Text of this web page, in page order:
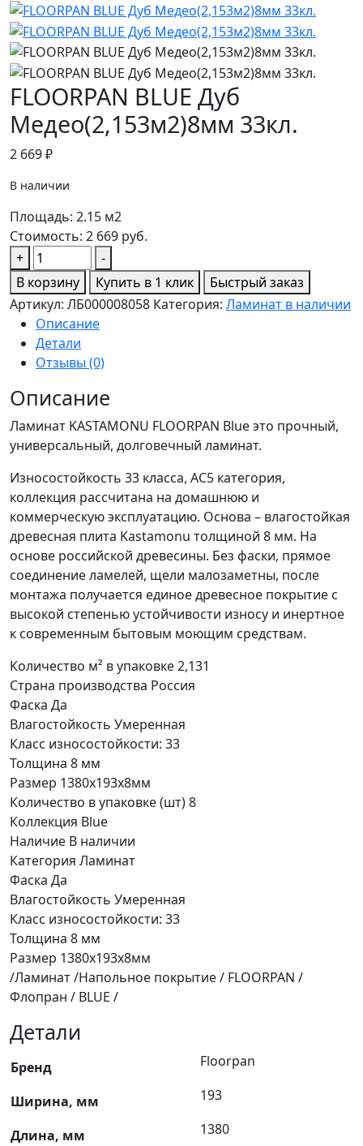
FLOORPAN BLUE Дуб
Медео(2,153м2)8мм 33кл.
2 669₽
В наличии
Площадь: 2.15 м2
Стоимость: 2 669 руб.
+
Количество
товара
FLOORPAN
BLUE
Дуб
Медео(2,153м2)8мм
33кл.
-
В корзину
Купить в 1 клик
Быстрый заказ
Артикул: ЛБ000008058 Категория: Ламинат в наличии
Описание
Детали
Отзывы (0)
Описание
Ламинат KASTAMONU FLOORPAN Blue это прочный,
универсальный, долговечный ламинат.
Износостойкость 33 класса, АС5 категория,
коллекция рассчитана на домашнюю и
коммерческую эксплуатацию. Основа – влагостойкая
древесная плита Kastamonu толщиной 8 мм. На
основе российской древесины. Без фаски, прямое
соединение ламелей, щели малозаметны, после
монтажа получается единое древесное покрытие с
высокой степенью устойчивости износу и инертное
к современным бытовым моющим средствам.
Количество м² в упаковке 2,131
Страна производства Россия
Фаска Да
Влагостойкость Умеренная
Класс износостойкости: 33
Толщина 8 мм
Размер 1380х193х8мм
Количество в упаковке (шт) 8
Коллекция Blue
Наличие В наличии
Категория Ламинат
Фаска Да
Влагостойкость Умеренная
Класс износостойкости: 33
Толщина 8 мм
Размер 1380х193х8мм
/Ламинат /Напольное покрытие / FLOORPAN /
Флопран / BLUE /
Детали
Бренд Floorpan
Ширина, мм 193
Длина, мм 1380